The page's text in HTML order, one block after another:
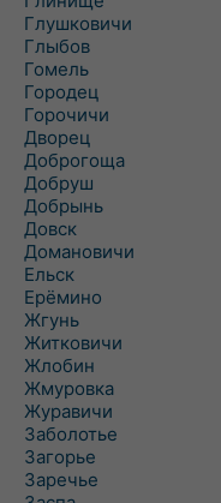
Глушковичи
Глыбов
Гомель
Городец
Горочичи
Дворец
Доброгоща
Добруш
Добрынь
Довск
Домановичи
Ельск
Ерёмино
Жгунь
Житковичи
Жлобин
Жмуровка
Журавичи
Заболотье
Загорье
Заречье